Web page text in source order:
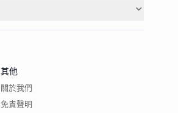
其他
關於我們
免責聲明